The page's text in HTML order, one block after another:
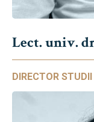
Lect. univ.
DIRECTOR